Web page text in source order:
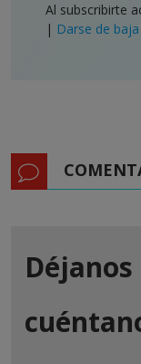
Al subscribirte
| Darse de baja